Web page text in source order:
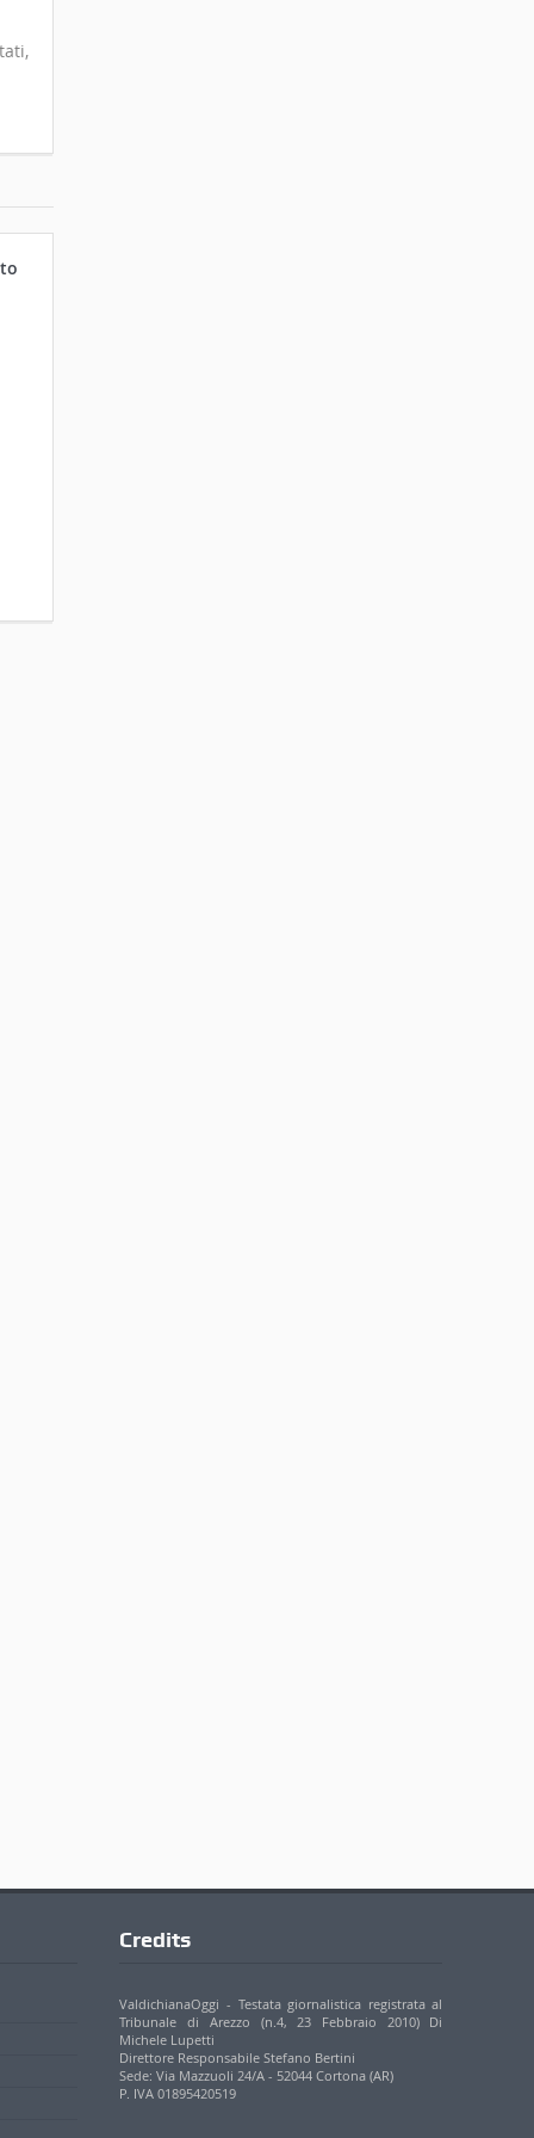
ValdichianaOggi - Testata giornalistica registrata al
Tribunale di Arezzo (n.4, 23 Febbraio 2010) Di
Sede: Via Mazzuoli 24/A - 52044 Cortona (AR)
P. IVA 01895420519